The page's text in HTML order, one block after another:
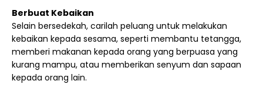
Berbuat Kebaikan
Selain bersedekah, carilah peluang untuk melakukan
kebaikan kepada sesama, seperti membantu tetangga,
memberi makanan kepada orang yang berpuasa yang
kurang mampu, atau memberikan senyum dan sapaan
kepada orang lain.